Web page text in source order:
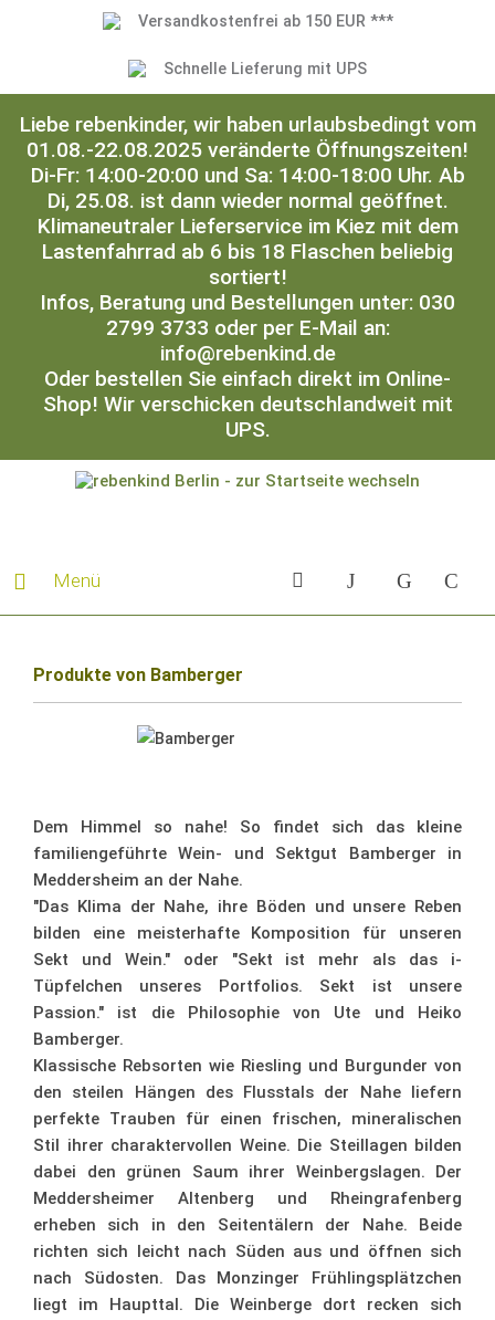
Versandkostenfrei ab 150 EUR ***
Schnelle Lieferung mit UPS
Liebe rebenkinder, wir haben urlaubsbedingt vom
01.08.-22.08.2025 veränderte Öffnungszeiten!
Di-Fr: 14:00-20:00 und Sa: 14:00-18:00 Uhr. Ab
Di, 25.08. ist dann wieder normal geöffnet.
Klimaneutraler Lieferservice im Kiez mit dem
Lastenfahrrad ab 6 bis 18 Flaschen beliebig
sortiert!
Infos, Beratung und Bestellungen unter: 030
2799 3733 oder per E-Mail an:
info@rebenkind.de
Oder bestellen Sie einfach direkt im Online-
Shop! Wir verschicken deutschlandweit mit
UPS.
Menü
Produkte von Bamberger
Dem Himmel so nahe! So findet sich das kleine
familiengeführte Wein- und Sektgut Bamberger in
Meddersheim an der Nahe.
"Das Klima der Nahe, ihre Böden und unsere Reben
bilden eine meisterhafte Komposition für unseren
Sekt und Wein." oder "Sekt ist mehr als das i-
Tüpfelchen unseres Portfolios. Sekt ist unsere
Passion." ist die Philosophie von Ute und Heiko
Bamberger.
Klassische Rebsorten wie Riesling und Burgunder von
den steilen Hängen des Flusstals der Nahe liefern
perfekte Trauben für einen frischen, mineralischen
Stil ihrer charaktervollen Weine. Die Steillagen bilden
dabei den grünen Saum ihrer Weinbergslagen. Der
Meddersheimer Altenberg und Rheingrafenberg
erheben sich in den Seitentälern der Nahe. Beide
richten sich leicht nach Süden aus und öffnen sich
nach Südosten. Das Monzinger Frühlingsplätzchen
liegt im Haupttal. Die Weinberge dort recken sich